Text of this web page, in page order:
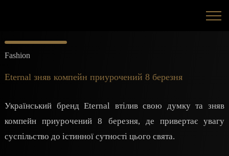
Fashion
Eternal зняв компейн приурочений 8 березня
Український бренд Eternal втілив свою думку та зняв
компейн приурочений 8 березня, де привертає увагу
суспільство до істинної сутності цього свята.